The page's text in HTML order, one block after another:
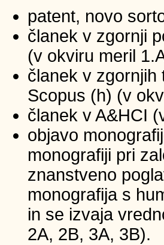
patent, novo
članek v zgornji
(v okviru meril
članek v zgornjih
Scopus (h) (v
članek v A&HCI
objavo
monografiji pri
znanstveno
monografija s
in se izvaja
2A, 2B, 3A, 3B).